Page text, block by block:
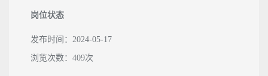
岗位状态
发布时间：2024-05-17
浏览次数：409次